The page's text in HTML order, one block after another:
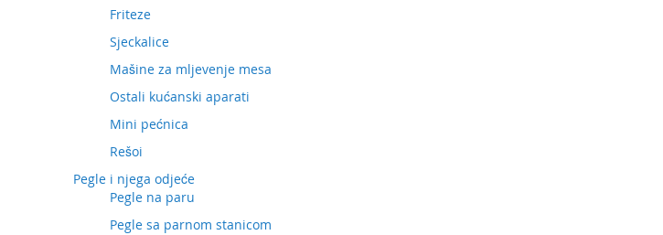
Friteze
Sjeckalice
Mašine za mljevenje mesa
Ostali kućanski aparati
Mini pećnica
Rešoi
Pegle i njega odjeće
Pegle na paru
Pegle sa parnom stanicom